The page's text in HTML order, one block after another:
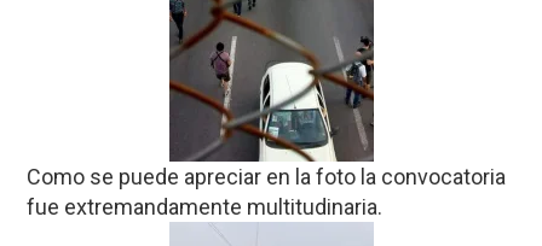
Como se puede apreciar en la foto la convocatoria
fue extremandamente multitudinaria.